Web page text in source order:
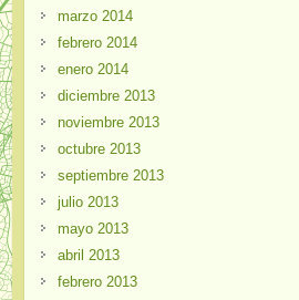
marzo 2014
febrero 2014
enero 2014
diciembre 2013
noviembre 2013
octubre 2013
septiembre 2013
julio 2013
mayo 2013
abril 2013
febrero 2013